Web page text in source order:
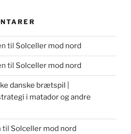
til Solceller mod nord
til Solceller mod nord
danske brætspil |
i matador og andre
til Solceller mod nord